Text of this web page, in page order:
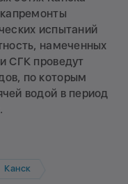
испытаний
намеченных
СГК проведут
по которым
водой в период
Канск